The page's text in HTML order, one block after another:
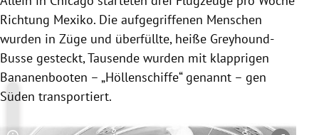
Richtung Mexiko. Die aufgegriffenen Menschen
wurden in Züge und überfüllte, heiße Greyhound-
Busse gesteckt, Tausende wurden mit klapprigen
Bananenbooten – „Höllenschiffe“ genannt – gen
Süden transportiert.